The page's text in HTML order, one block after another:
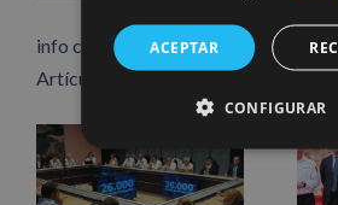
info content
Artículos relacionados
ACEPTAR
CONFIGURAR